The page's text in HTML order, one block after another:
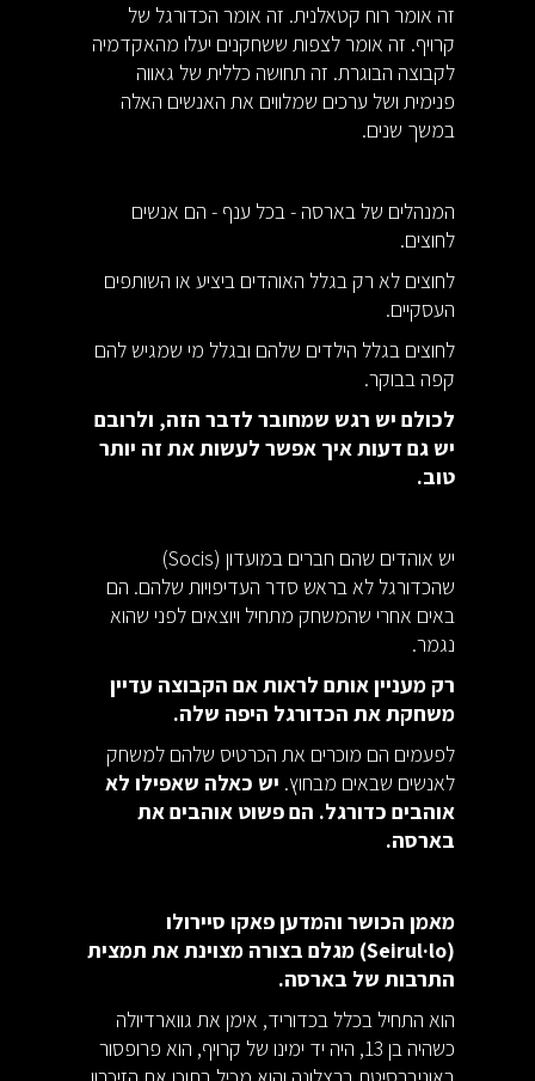
זה אומר רוח קטאלנית. זה אומר הכדורגל של
קרויף. זה אומר לצפות ששחקנים יעלו מהאקדמיה
לקבוצה הבוגרת. זה תחושה כללית של גאווה
פנימית ושל ערכים שמלווים את האנשים האלה
במשך שנים.
המנהלים של בארסה - בכל ענף - הם אנשים
לחוצים.
לחוצים לא רק בגלל האוהדים ביציע או השותפים
העסקיים.
לחוצים בגלל הילדים שלהם ובגלל מי שמגיש להם
קפה בבוקר.
לכולם יש רגש שמחובר לדבר הזה, ולרובם
יש גם דעות איך אפשר לעשות את זה יותר
טוב.
יש אוהדים שהם חברים במועדון (Socis)
שהכדורגל לא בראש סדר העדיפויות שלהם. הם
באים אחרי שהמשחק מתחיל ויוצאים לפני שהוא
נגמר.
רק מעניין אותם לראות אם הקבוצה עדיין
משחקת את הכדורגל היפה שלה.
לפעמים הם מוכרים את הכרטיס שלהם למשחק
לאנשים שבאים מבחוץ. יש כאלה שאפילו לא
אוהבים כדורגל. הם פשוט אוהבים את
בארסה.
מאמן הכושר והמדען פאקו סיירולו
(Seirul·lo) מגלם בצורה מצוינת את תמצית
התרבות של בארסה.
הוא התחיל בכלל בכדוריד, אימן את גווארדיולה
כשהיה בן 13, היה יד ימינו של קרויף, הוא פרופסור